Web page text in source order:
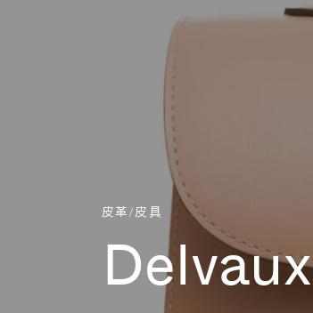
皮革/皮具
Delvaux